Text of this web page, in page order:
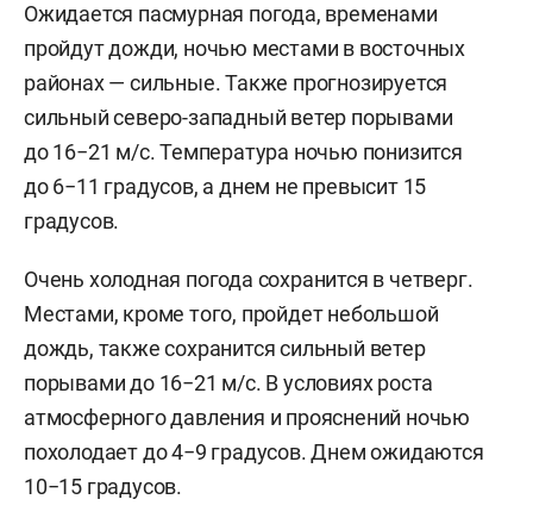
Ожидается пасмурная погода, временами
пройдут дожди, ночью местами в восточных
районах — сильные. Также прогнозируется
сильный северо-западный ветер порывами
до 16−21 м/с. Температура ночью понизится
до 6−11 градусов, а днем не превысит 15
градусов.
Очень холодная погода сохранится в четверг.
Местами, кроме того, пройдет небольшой
дождь, также сохранится сильный ветер
порывами до 16−21 м/с. В условиях роста
атмосферного давления и прояснений ночью
похолодает до 4−9 градусов. Днем ожидаются
10−15 градусов.